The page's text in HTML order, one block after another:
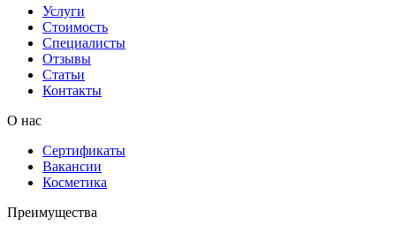
Услуги
Стоимость
Специалисты
Отзывы
Статьи
Контакты
О нас
Сертификаты
Вакансии
Косметика
Преимущества